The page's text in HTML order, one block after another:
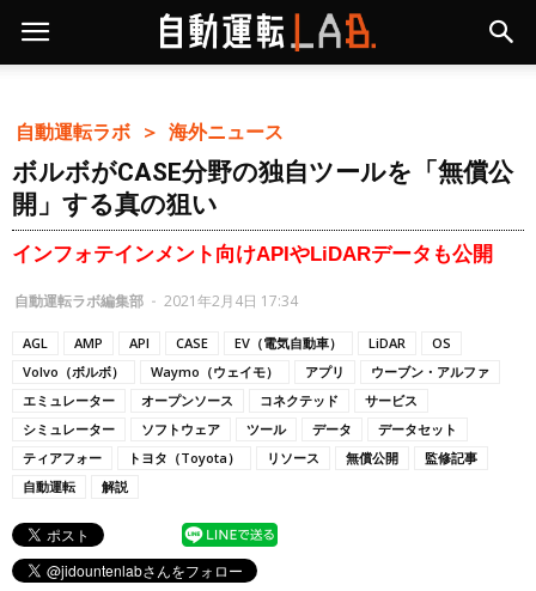
自動運転ラボ ＞ 海外ニュース
ボルボがCASE分野の独自ツールを「無償公
開」する真の狙い
インフォテインメント向けAPIやLiDARデータも公開
自動運転ラボ編集部 - 2021年2月4日 17:34
AGL AMP API CASE EV（電気自動車） LiDAR
OS
Volvo（ボルボ）
Waymo（ウェイモ） アプリ
ウーブン・アルファ
エミュレーター
オープンソース コネクテッド
サービス
シミュレーター
ソフトウェア ツール データ
データセット
ティアフォー
トヨタ（Toyota） リソース 無償公開
監修記事
自動運転
解説